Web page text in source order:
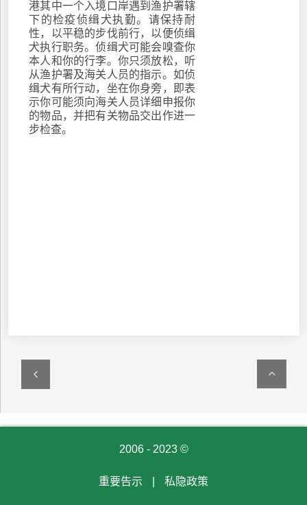
港其中一个入境口岸遇到渔护署辖
下的检疫侦缉犬执勤。请保持耐
性，以平稳的步伐前行，以便侦缉
犬执行职务。侦缉犬可能会嗅查你
本人和你的行李。你只须放松，听
从渔护署及海关人员的指示。如侦
缉犬有所行动，坐在你身旁，即表
示你可能须向海关人员详细申报你
的物品，并把有关物品交出作进一
步检查。
2006 - 2023 ©
重要告示 私隐政策